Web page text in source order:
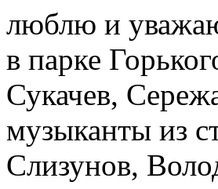
люблю и
в парке
Сукачев,
музыканты из
Слизунов,